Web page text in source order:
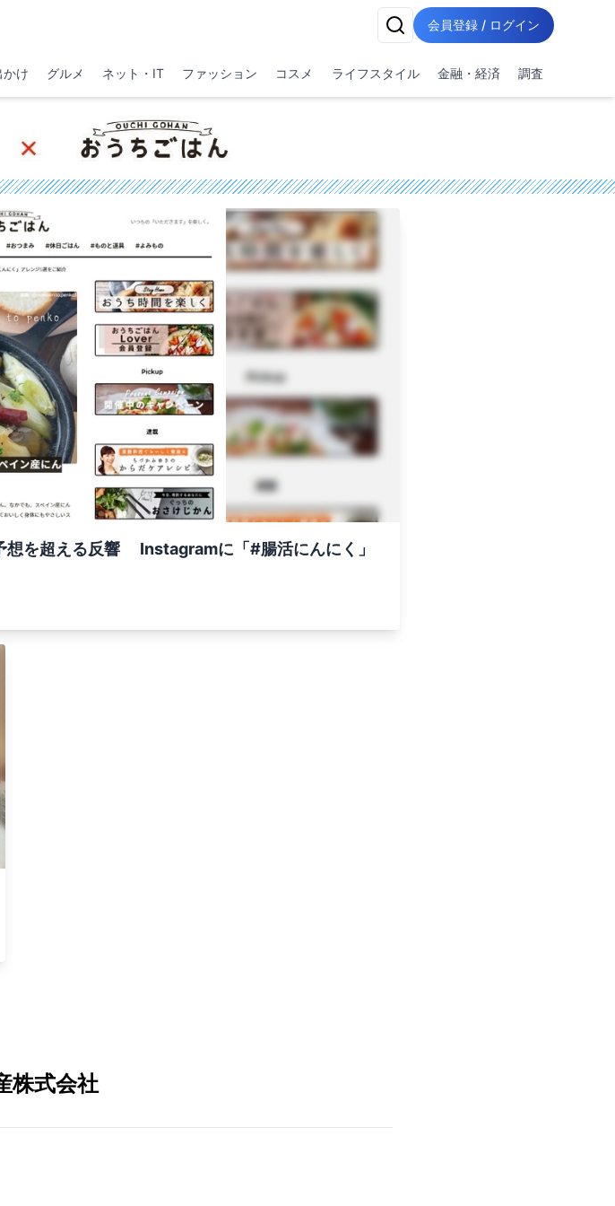
会員登録 / ログイン
かけ グルメ ネット・IT ファッション コスメ ライフスタイル 金融・経済 調査
想を超える反響 Instagramに「#腸活にんにく」
株式会社